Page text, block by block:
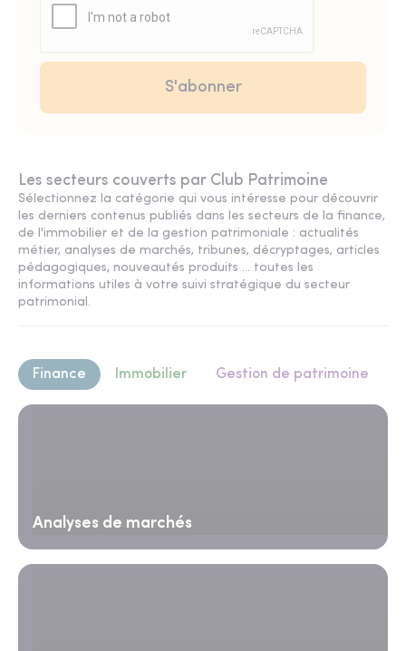
Les secteurs couverts par Club Patrimoine
Sélectionnez la catégorie qui vous intéresse pour découvrir
les derniers contenus publiés dans les secteurs de la finance,
de l'immobilier et de la gestion patrimoniale : actualités
métier, analyses de marchés, tribunes, décryptages, articles
pédagogiques, nouveautés produits ... toutes les
informations utiles à votre suivi stratégique du secteur
patrimonial.
Finance Immobilier Gestion de patrimoine
Analyses de marchés